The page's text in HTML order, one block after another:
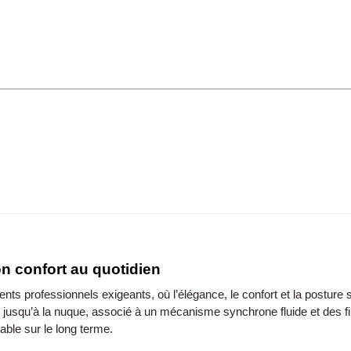
confort au quotidien
professionnels exigeants, où l’élégance, le confort et la
la nuque, associé à un mécanisme synchrone fluide et des
sur le long terme.